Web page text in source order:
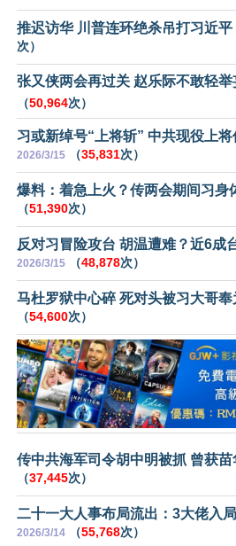
推迟访华 川普连环绝杀吊打习近平
次）
张又侠两会再过关 赵乐际不敢轻举
（50,964次）
习或新绰号“上将斩” 中共现役上
2026/3/15 （35,831次）
爆料：着急上火？传两会期间习身
（51,390次）
反对习冒险攻台 胡温遭难？近6成
2026/3/15 （48,878次）
马杜罗狱中心碎 死对头被习大哥奉
（54,600次）
传中共海军司令胡中明被抓 曾获苗
（37,445次）
二十一大人事布局流出：3大佬入
2026/3/14 （55,768次）